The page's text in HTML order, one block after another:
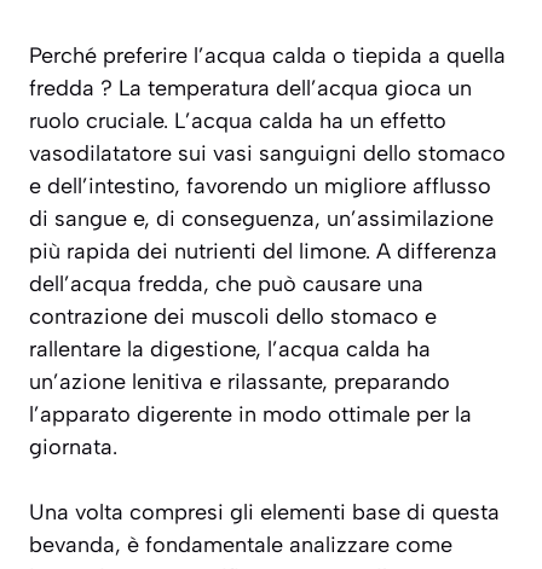
Perché preferire l’acqua calda o tiepida a quella
fredda ? La temperatura dell’acqua gioca un
ruolo cruciale. L’acqua calda ha un effetto
vasodilatatore sui vasi sanguigni dello stomaco
e dell’intestino, favorendo un migliore afflusso
di sangue e, di conseguenza, un’assimilazione
più rapida dei nutrienti del limone. A differenza
dell’acqua fredda, che può causare una
contrazione dei muscoli dello stomaco e
rallentare la digestione, l’acqua calda ha
un’azione lenitiva e rilassante, preparando
l’apparato digerente in modo ottimale per la
giornata.
Una volta compresi gli elementi base di questa
bevanda, è fondamentale analizzare come